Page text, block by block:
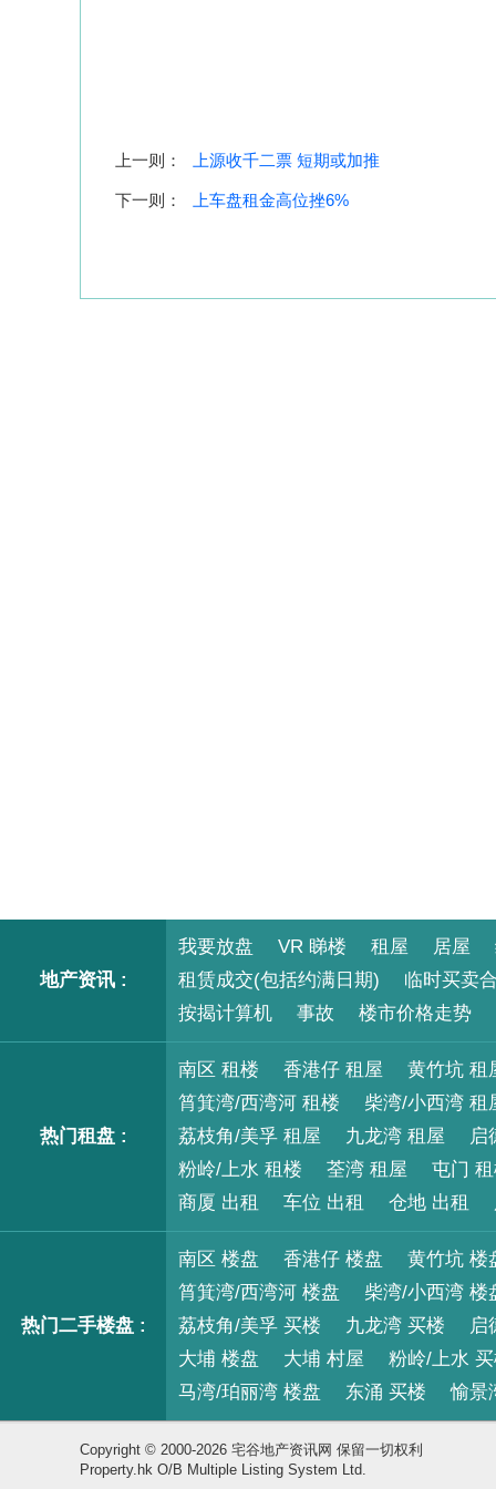
上一则： 上源收千二票 短期或加推
下一则： 上车盘租金高位挫6%
地产资讯 :
我要放盘 VR 睇楼 租屋 居屋
租赁成交(包括约满日期)
临时买卖
按揭计算机
事故 楼市价格走势
热门租盘 :
南区 租楼 香港仔 租屋
黄竹坑 租
筲箕湾/西湾河 租楼
柴湾/小西湾 租
荔枝角/美孚 租屋
九龙湾 租屋
启
粉岭/上水 租楼
荃湾 租屋
屯门
商厦 出租
车位 出租 仓地 出租
热门二手楼盘 :
南区 楼盘 香港仔 楼盘
黄竹坑 楼
筲箕湾/西湾河 楼盘
柴湾/小西湾 楼
荔枝角/美孚 买楼
九龙湾 买楼
启
大埔 楼盘
大埔 村屋
粉岭/上水
马湾/珀丽湾 楼盘
东涌 买楼 愉景
Copyright © 2000-2026 宅谷地产资讯网 保留一切权利
Property.hk O/B Multiple Listing System Ltd.